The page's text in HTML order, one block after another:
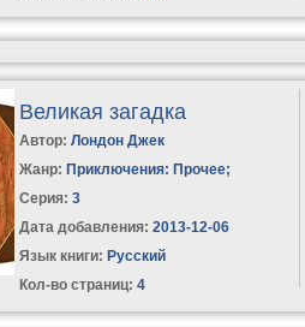
Великая загадка
Автор:Лондон Джек
Жанр: Приключения: Прочее;
Серия:3
Дата добавления: 2013-12-06
Язык книги: Русский
Кол-во страниц: 4